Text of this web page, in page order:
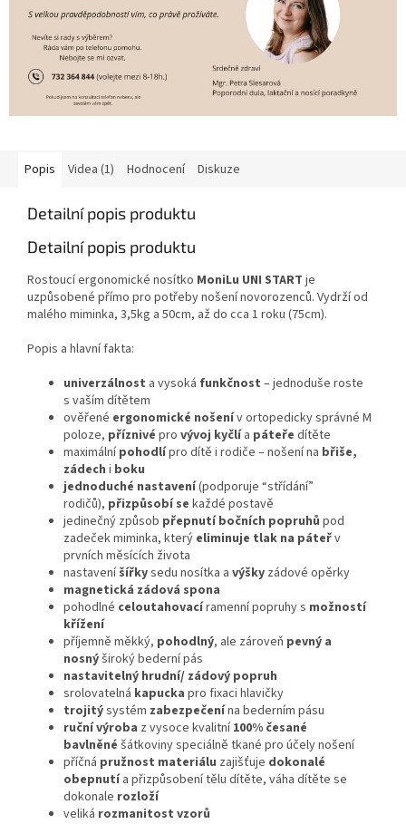
Popis Videa (1) Hodnocení Diskuze
Detailní popis produktu
Detailní popis produktu
Rostoucí ergonomické nosítko MoniLu UNI START je
uzpůsobené přímo pro potřeby nošení novorozenců. Vydrží od
malého miminka, 3,5kg a 50cm, až do cca 1 roku (75cm).
Popis a hlavní fakta:
univerzálnost a vysoká funkčnost – jednoduše roste
s vaším dítětem
ověřené ergonomické nošenív ortopedicky správné M
poloze, příznivé pro vývoj kyčlí a páteře dítěte
maximální pohodlípro dítě i rodiče – nošení na břiše,
zádech i boku
jednoduché nastavení(podporuje “střídání”
rodičů), přizpůsobí se každé postavě
jedinečný způsob přepnutí bočních popruhů pod
zadeček miminka, který eliminuje tlak na páteřv
prvních měsících života
nastavení šířkysedu nosítka a výšky zádové opěrky
magnetická zádová spona
pohodlné celoutahovacíramenní popruhy s možností
křížení
příjemně měkký, pohodlný, ale zároveň pevný a
nosnýširoký bederní pás
nastavitelný hrudní/ zádový popruh
srolovatelná kapucka pro fixaci hlavičky
trojitýsystém zabezpečenína bederním pásu
ruční výroba z vysoce kvalitní 100% česané
bavlněné šátkoviny speciálně tkané pro účely nošení
příčná pružnost materiálu zajišťuje dokonalé
obepnutí a přizpůsobení tělu dítěte, váha dítěte se
dokonale rozloží
veliká rozmanitost vzorů